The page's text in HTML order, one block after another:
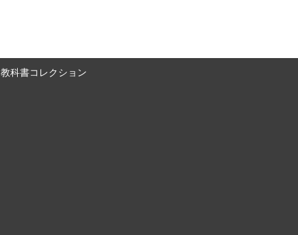
教科書コレクション